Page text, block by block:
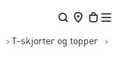
T-skjorter og topper